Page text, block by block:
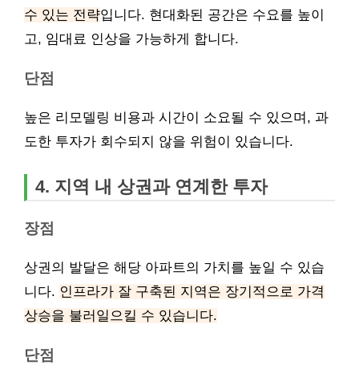
수 있는 전략입니다. 현대화된 공간은 수요를 높이
고, 임대료 인상을 가능하게 합니다.
단점
높은 리모델링 비용과 시간이 소요될 수 있으며, 과
도한 투자가 회수되지 않을 위험이 있습니다.
4. 지역 내 상권과 연계한 투자
장점
상권의 발달은 해당 아파트의 가치를 높일 수 있습
니다. 인프라가 잘 구축된 지역은 장기적으로 가격
상승을 불러일으킬 수 있습니다.
단점